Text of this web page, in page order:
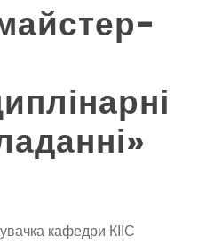
кафедри КІІС